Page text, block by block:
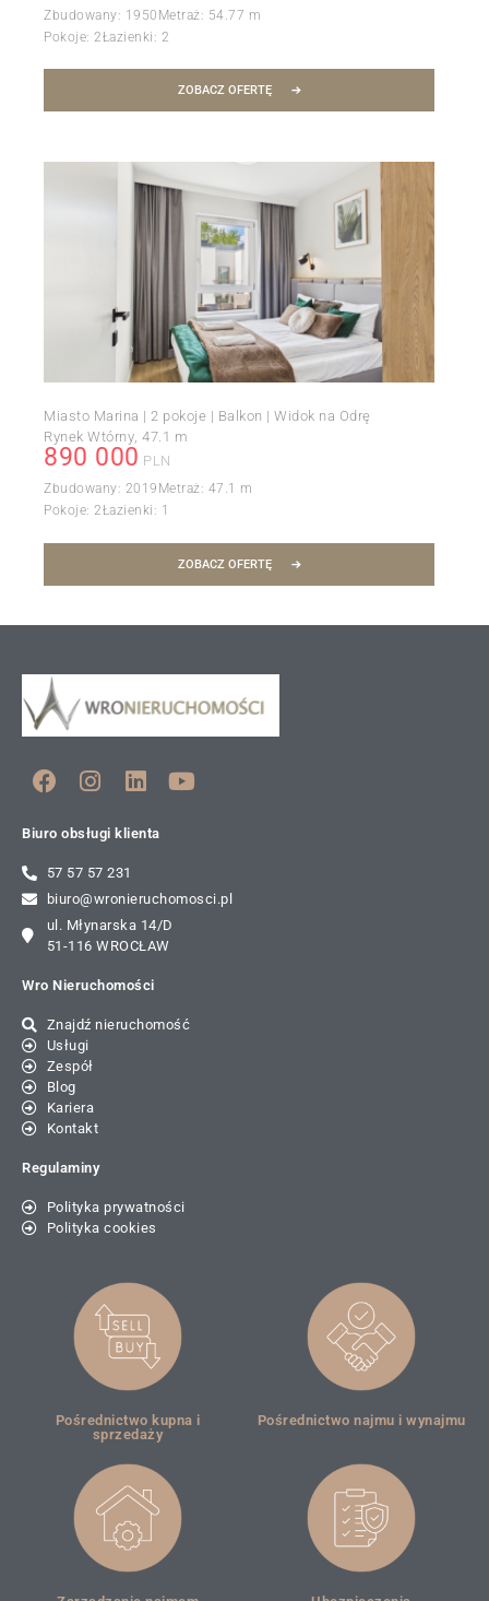
Zbudowany: 1950 Metraż: 54.77 m
Pokoje: 2Łazienki: 2
ZOBACZ OFERTĘ
Miasto Marina | 2 pokoje | Balkon | Widok na Odrę
Rynek Wtórny 47.1 m
890 000 PLN
Zbudowany: 2019 Metraż: 47.1 m
Pokoje: 2Łazienki: 1
ZOBACZ OFERTĘ
Biuro obsługi klienta
57 57 57 231
biuro@wronieruchomosci.pl
ul. Młynarska 14/D
51-116 WROCŁAW
Wro Nieruchomości
Znajdź nieruchomość
Usługi
Zespół
Blog
Kariera
Kontakt
Regulaminy
Polityka prywatności
Polityka cookies
Pośrednictwo kupna i
sprzedaży
Pośrednictwo najmu i wynajmu